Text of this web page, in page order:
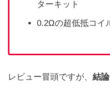
ターキット
0.2Ωの超低抵コイ
レビュー冒頭ですが、 結論